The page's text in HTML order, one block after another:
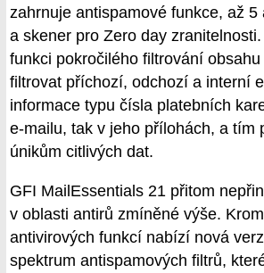
zahrnuje antispamové funkce, až 5
a skener pro Zero day
funkci pokročilého filtrování
filtrovat příchozí, odchozí a interní
informace typu čísla platebních
e-mailu, tak v jeho přílohách, a tím
únikům citlivých dat.
GFI MailEssentials 21 přitom
v oblasti antirů zmíněné výše.
antivirových funkcí nabízí nová
spektrum antispamových filtrů,